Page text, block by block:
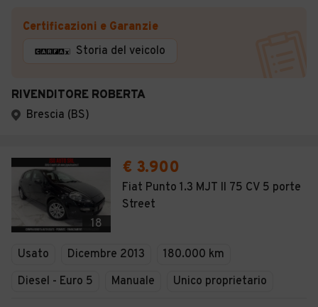
Certificazioni e Garanzie
Storia del veicolo
RIVENDITORE ROBERTA
Brescia (BS)
18
€ 3.900
Fiat Punto 1.3 MJT II 75 CV 5 porte
Street
Usato Dicembre 2013
180.000 km
Diesel - Euro 5
Manuale Unico proprietario